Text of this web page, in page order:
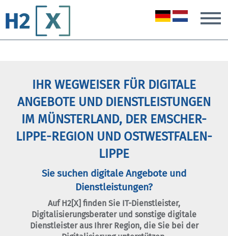
IHR WEGWEISER FÜR DIGITALE
ANGEBOTE UND DIENSTLEISTUNGEN
IM MÜNSTERLAND, DER EMSCHER-
LIPPE-REGION UND OSTWESTFALEN-
LIPPE
Sie suchen digitale Angebote und
Dienstleistungen?
Auf H2[X] finden Sie IT-Dienstleister,
Digitalisierungsberater und sonstige digitale
Dienstleister aus Ihrer Region, die Sie bei der